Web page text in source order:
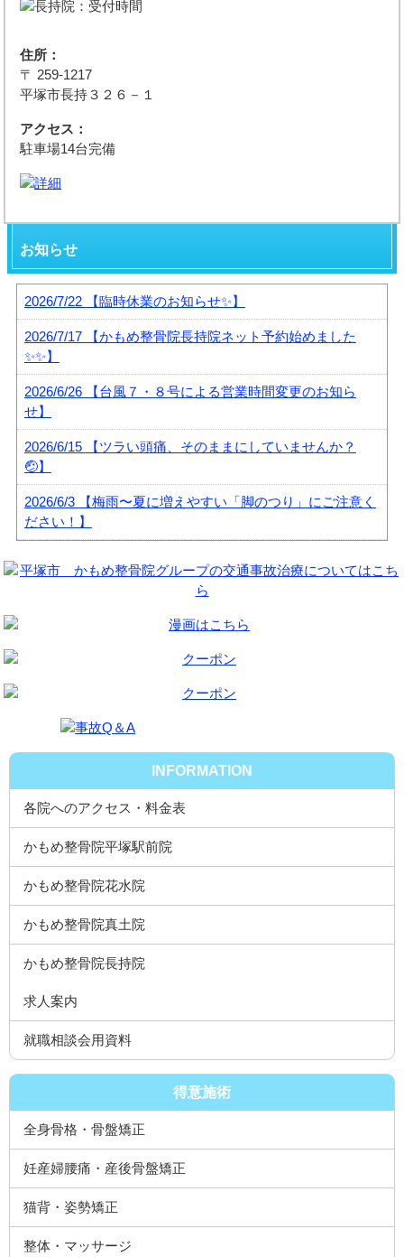
住所：
〒 259-1217
平塚市長持３２６－１
アクセス：
駐車場14台完備
お知らせ
2026/7/22 【臨時休業のお知らせ✨】
2026/7/17
【かもめ整骨院長持院ネット予約始めました
✨✨】
2026/6/26
【台風７・８号による営業時間変更のお知ら
せ】
2026/6/15
【ツラい頭痛、そのままにしていませんか？
🤕】
2026/6/3
【梅雨〜夏に増えやすい「脚のつり」にご注意く
ださい！】
INFORMATION
各院へのアクセス・料金表
かもめ整骨院平塚駅前院
かもめ整骨院花水院
かもめ整骨院真土院
かもめ整骨院長持院
求人案内
就職相談会用資料
得意施術
全身骨格・骨盤矯正
妊産婦腰痛・産後骨盤矯正
猫背・姿勢矯正
整体・マッサージ